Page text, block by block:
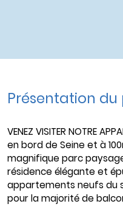
Présentation
VENEZ VISITER NOTRE
en bord de Seine et à
magnifique parc
résidence élégante et
appartements neufs du
pour la majorité de